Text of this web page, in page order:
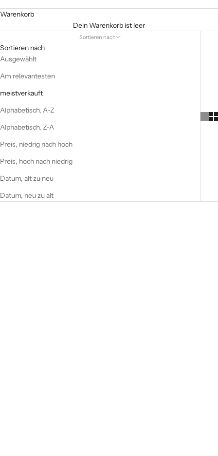
Warenkorb
Dein Warenkorb ist leer
Sortieren nach
Sortieren nach
Ausgewählt
Am relevantesten
meistverkauft
Alphabetisch, A-Z
Alphabetisch, Z-A
Preis, niedrig nach hoch
Preis, hoch nach niedrig
Datum, alt zu neu
Datum, neu zu alt